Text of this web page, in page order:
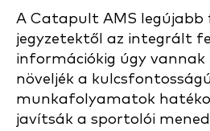
A Catapult AMS legújabb
jegyzetektől az integrált
információkig úgy
növeljék a
munkafolyamatok
javítsák a sportolói